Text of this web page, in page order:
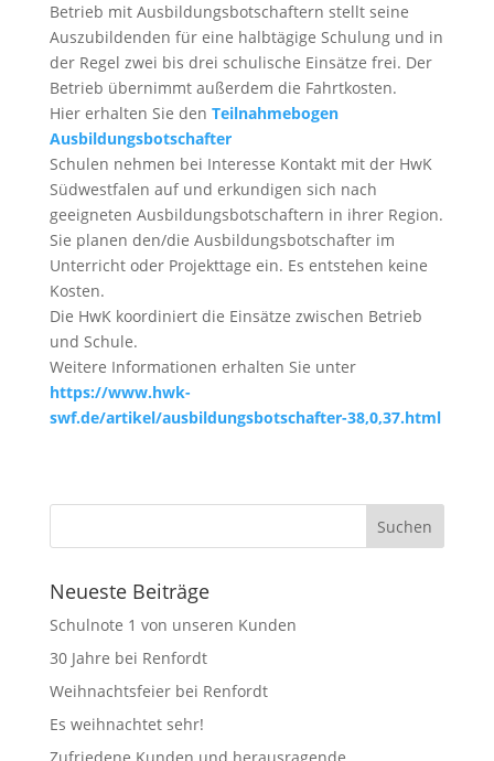
Betrieb mit Ausbildungsbotschaftern stellt seine
Auszubildenden für eine halbtägige Schulung und in
der Regel zwei bis drei schulische Einsätze frei. Der
Betrieb übernimmt außerdem die Fahrtkosten.
Hier erhalten Sie den Teilnahmebogen
Ausbildungsbotschafter
Schulen nehmen bei Interesse Kontakt mit der HwK
Südwestfalen auf und erkundigen sich nach
geeigneten Ausbildungsbotschaftern in ihrer Region.
Sie planen den/die Ausbildungsbotschafter im
Unterricht oder Projekttage ein. Es entstehen keine
Kosten.
Die HwK koordiniert die Einsätze zwischen Betrieb
und Schule.
Weitere Informationen erhalten Sie unter
https://www.hwk-
swf.de/artikel/ausbildungsbotschafter-38,0,37.html
Neueste Beiträge
Schulnote 1 von unseren Kunden
30 Jahre bei Renfordt
Weihnachtsfeier bei Renfordt
Es weihnachtet sehr!